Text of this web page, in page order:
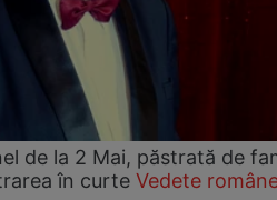
de la 2 Mai, păstrată de
în curte Vedete